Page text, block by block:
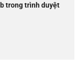
trong trình duyệt